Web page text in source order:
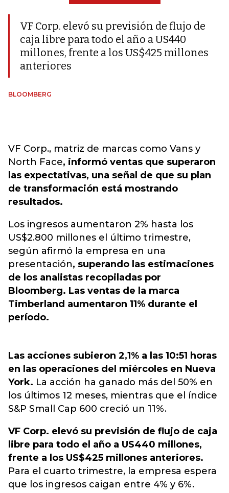
VF Corp. elevó su previsión de flujo de
caja libre para todo el año a US440
millones, frente a los US$425 millones
anteriores
BLOOMBERG
VF Corp., matriz de marcas como Vans y
North Face, informó ventas que superaron
las expectativas, una señal de que su plan
de transformación está mostrando
resultados.
Los ingresos aumentaron 2% hasta los
US$2.800 millones el último trimestre,
según afirmó la empresa en una
presentación, superando las estimaciones
de los analistas recopiladas por
Bloomberg. Las ventas de la marca
Timberland aumentaron 11% durante el
período.
Las acciones subieron 2,1% a las 10:51 horas
en las operaciones del miércoles en Nueva
York. La acción ha ganado más del 50% en
los últimos 12 meses, mientras que el índice
S&P Small Cap 600 creció un 11%.
VF Corp. elevó su previsión de flujo de caja
libre para todo el año a US440 millones,
frente a los US$425 millones anteriores.
Para el cuarto trimestre, la empresa espera
que los ingresos caigan entre 4% y 6%.